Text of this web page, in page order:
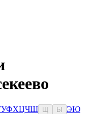
УФХЦЧШ Ы ЭЮ